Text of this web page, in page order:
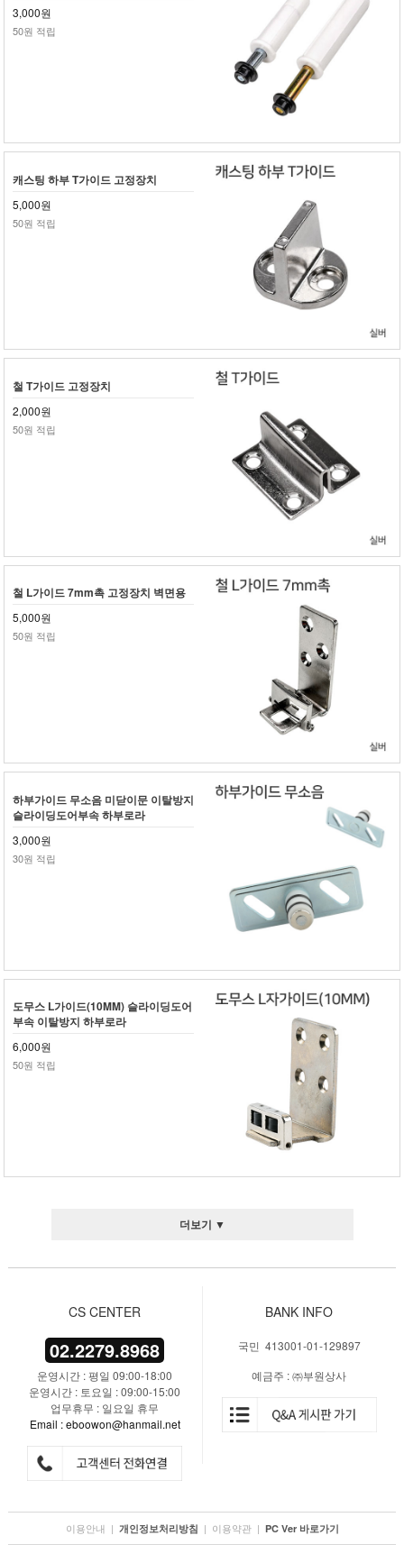
3,000원
50원 적립
캐스팅 하부 T가이드 고정장치
5,000원
50원 적립
철 T가이드 고정장치
2,000원
50원 적립
철 L가이드 7mm촉 고정장치 벽면용
5,000원
50원 적립
하부가이드 무소음 미닫이문 이탈방지
슬라이딩도어부속 하부로라
3,000원
30원 적립
도무스 L가이드(10MM) 슬라이딩도어
부속 이탈방지 하부로라
6,000원
50원 적립
더보기 ▼
CS CENTER
02.2279.8968
운영시간 : 평일 09:00-18:00
운영시간 : 토요일 : 09:00-15:00
업무휴무 : 일요일 휴무
Email : eboowon@hanmail.net
BANK INFO
국민 413001-01-129897
예금주 : ㈜부원상사
이용안내 | 개인정보처리방침 | 이용약관 | PC Ver 바로가기